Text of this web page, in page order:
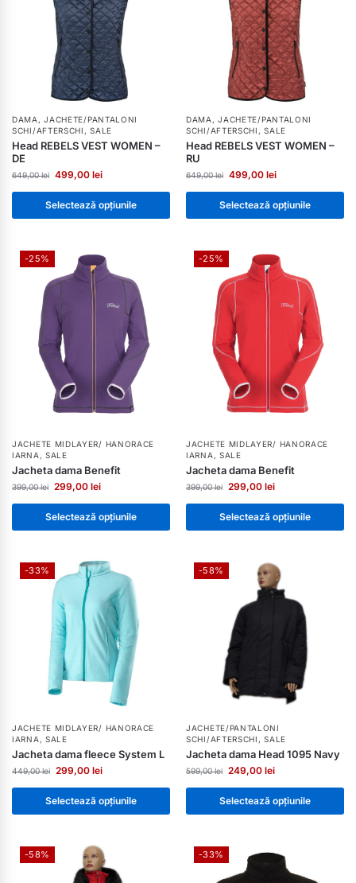
DAMA,JACHETE/PANTALONI
SCHI/AFTERSCHI ,SALE
Head REBELS VEST WOMEN –
DE
649,00lei 499,00 lei
Selectează opțiunile
DAMA,JACHETE/PANTALONI
SCHI/AFTERSCHI ,SALE
Head REBELS VEST WOMEN –
RU
649,00lei 499,00 lei
Selectează opțiunile
-25%
JACHETE MIDLAYER/ HANORACE
IARNA , SALE
Jacheta dama Benefit
399,00lei 299,00 lei
Selectează opțiunile
-25%
JACHETE MIDLAYER/ HANORACE
IARNA , SALE
Jacheta dama Benefit
399,00lei 299,00 lei
Selectează opțiunile
-33%
JACHETE MIDLAYER/ HANORACE
IARNA , SALE
Jacheta dama fleece System L
449,00lei 299,00 lei
Selectează opțiunile
-58%
JACHETE/PANTALONI
SCHI/AFTERSCHI ,SALE
Jacheta dama Head 1095 Navy
599,00lei 249,00 lei
Selectează opțiunile
-58% -33%